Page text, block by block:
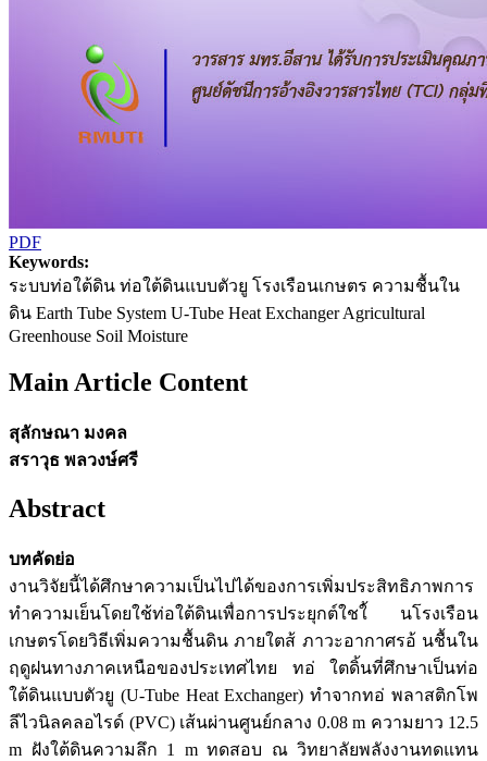
PDF
Keywords:
ระบบท่อใต้ดิน ท่อใต้ดินแบบตัวยู โรงเรือนเกษตร ความชื้นใน
ดิน Earth Tube System U-Tube Heat Exchanger Agricultural
Greenhouse Soil Moisture
Main Article Content
สุลักษณา มงคล
สราวุธ พลวงษ์ศรี
Abstract
บทคัดย่อ
งานวิจัยนี้ได้ศึกษาความเป็นไปได้ของการเพิ่มประสิทธิภาพการ
ทำความเย็นโดยใช้ท่อใต้ดินเพื่อการประยุกต์ใชใ้ นโรงเรือน
เกษตรโดยวิธีเพิ่มความชื้นดิน ภายใตส้ ภาวะอากาศรอ้ นชื้นใน
ฤดูฝนทางภาคเหนือของประเทศไทย ทอ่ ใตดิ้นที่ศึกษาเป็นท่อ
ใต้ดินแบบตัวยู (U-Tube Heat Exchanger) ทำจากทอ่ พลาสติกโพ
ลีไวนิลคลอไรด์ (PVC) เส้นผ่านศูนย์กลาง 0.08 m ความยาว 12.5
m ฝังใต้ดินความลึก 1 m ทดสอบ ณ วิทยาลัยพลังงานทดแทน